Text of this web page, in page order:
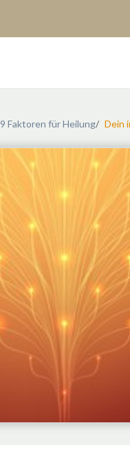
9 Faktoren für Heilung Dein